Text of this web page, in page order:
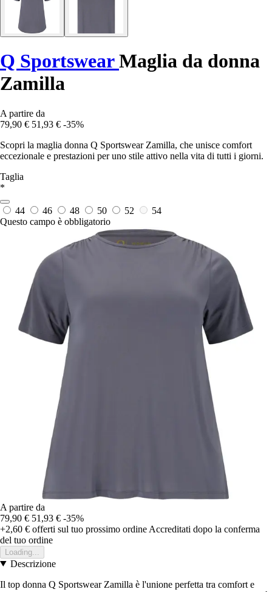
Q SportswearMaglia da donna
Zamilla
A partire da
79,90 € 51,93 € -35%
Scopri la maglia donna Q Sportswear Zamilla, che unisce comfort
eccezionale e prestazioni per uno stile attivo nella vita di tutti i giorni.
Taglia
*
44 46 48 50 52
54
Questo campo è obbligatorio
A partire da
79,90 € 51,93 € -35%
+2,60 € offerti sul tuo prossimo ordine Accreditati dopo la conferma
del tuo ordine
Loading...
Descrizione
Il top donna Q Sportswear Zamilla è l'unione perfetta tra comfort e